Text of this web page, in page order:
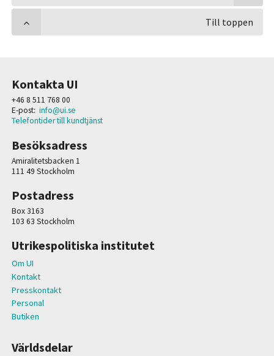
Till toppen
Kontakta UI
+46 8 511 768 00
E-post: info@ui.se
Telefontider till kundtjänst
Besöksadress
Amiralitetsbacken 1
111 49 Stockholm
Postadress
Box 3163
103 63 Stockholm
Utrikespolitiska institutet
Om UI
Kontakt
Presskontakt
Personal
Butiken
Världsdelar